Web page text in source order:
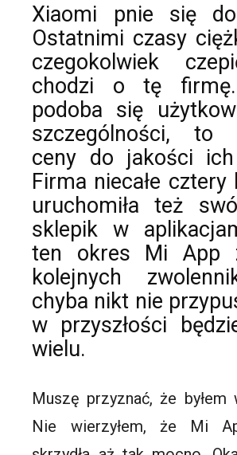
Xiaomi pnie się
Ostatnimi czasy
czegokolwiek
chodzi o tę
podoba się
szczególności, to
ceny do jakości
Firma niecałe
uruchomiła też
sklepik w
ten okres Mi App
kolejnych
chyba nikt nie
w przyszłości
wielu.
Muszę przyznać, że byłem
Nie wierzyłem, że Mi